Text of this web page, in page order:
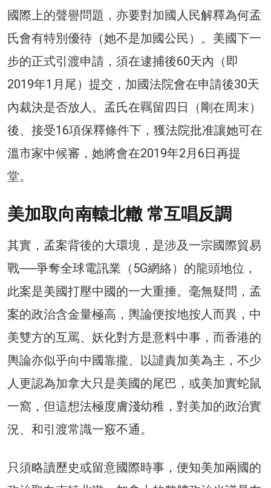
國際上的聲譽問題，亦要對加國人民解釋為何孟
氏會有特別優待（她不是加國公民）。美國下一
步的正式引渡申請，須在逮捕後60天內（即
2019年1月尾）提交，加國法院會在申請後30天
內裁決是否放人。孟氏在羈留四日（剛在周末）
後、接受16項保釋條件下，獲法院批准讓她可在
溫市家中候審，她將會在2019年2月6日再提
堂。
美加取向南轅北轍 常互唱反調
其實，孟案背後的大環境，是涉及一宗國際貿易
戰──爭奪全球電訊業（5G網絡）的龍頭地位，
此案是美國打壓中國的一大重捶。毫無疑問，孟
案的政治含金量極高，輿論便按地按人而異，中
美雙方的互罵、妖化對方是意料中事，而香港的
輿論亦似乎向中國靠攏、以譴責加美為主，不少
人更認為加拿大只是美國的尾巴，或美加實蛇鼠
一窩，但這想法極度膚淺幼稚，對美加的政治實
況、和引渡常識一竅不通。
只須略讀歷史或留意國際時事，便知美加兩國的